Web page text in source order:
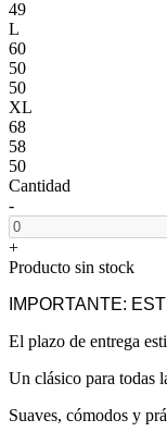
49
L
60
50
50
XL
68
58
50
Cantidad
-
+
Producto sin stock
IMPORTANTE:
El plazo de entrega
Un clásico para todas
Suaves, cómodos y